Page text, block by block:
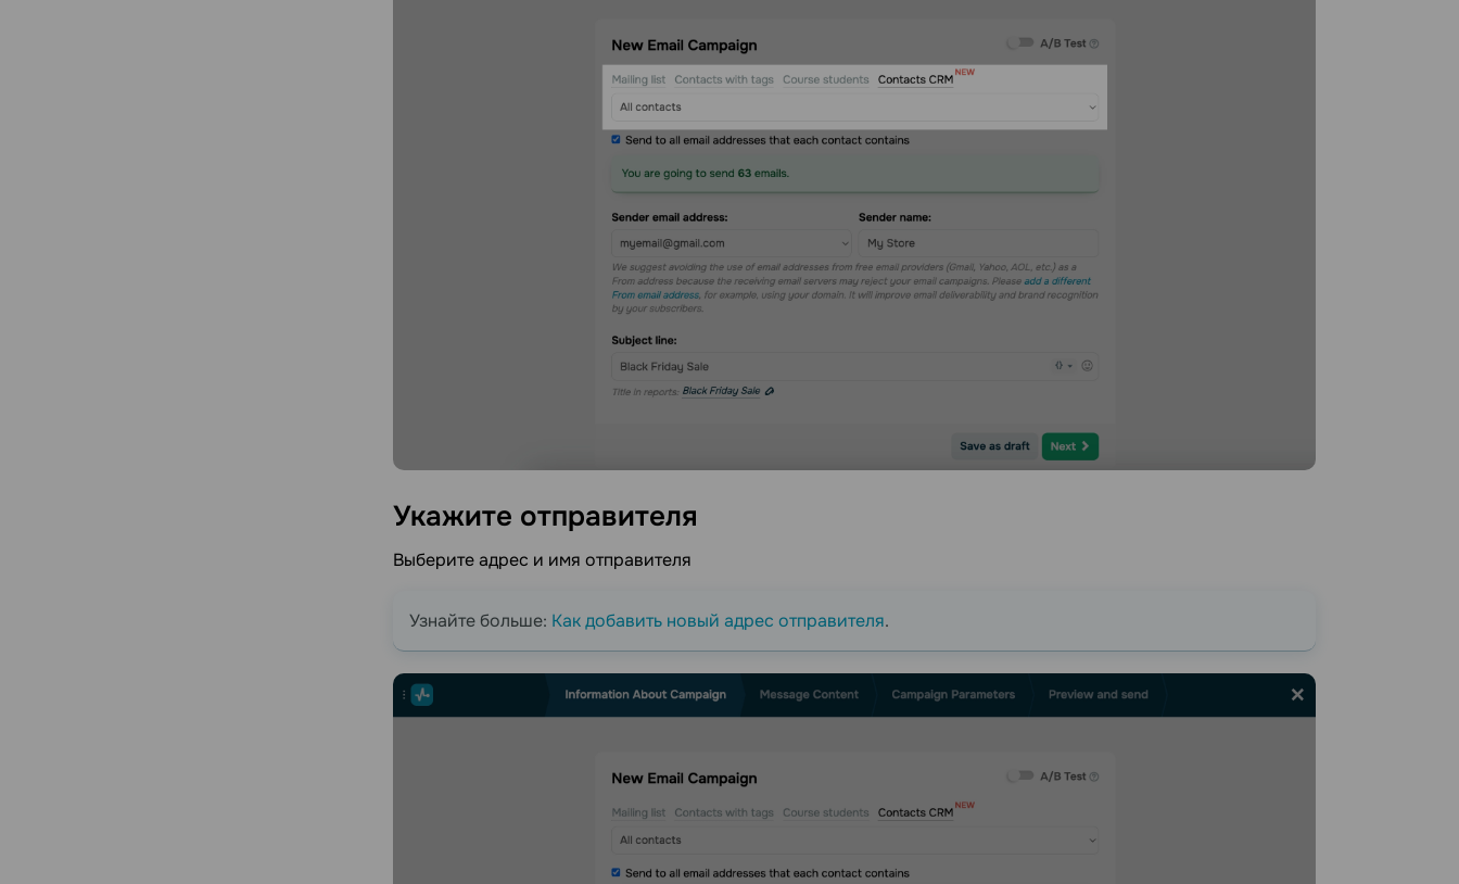
Укажите отправителя
Выберите адрес и имя отправителя
Узнайте больше: Как добавить новый адрес отправителя.